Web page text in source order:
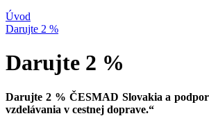
Úvod
Darujte 2 %
Darujte 2 %
Darujte 2 % ČESMAD Slovakia a
vzdelávania v cestnej doprave.“